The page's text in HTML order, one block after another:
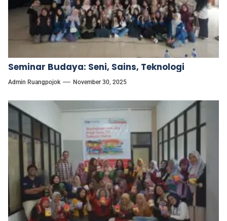
Seminar Budaya: Seni, Sains, Teknologi
Admin Ruangpojok November 30, 2025